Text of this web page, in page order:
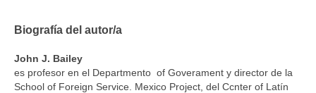
Biografía del autor/a
John J. Bailey
es profesor en el Departmento of Goverament y director de la
School of Foreign Service. Mexico Project, del Ccnter of Latín